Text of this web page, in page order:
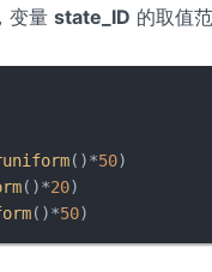
变量state_ID 的取值
()*50)
()*20)
()*50)